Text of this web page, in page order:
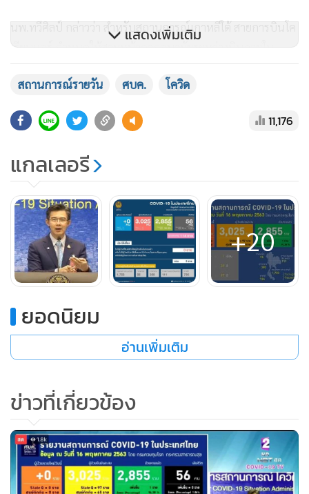
นพ.ทวีศิลป์ กล่าวว่า สำหรับสถานการณ์เกาหลีใต้ สายการบินโค
เรียนแอร์ กำหนดให้สวมหน้ากากอนามัยระหว่างบินภายใน
ประเทศ เริ่มในสัปดาห์หน้า และกำลังพิจารณาออกระเบียบให้
สวมหน้ากากขณะบินระหว่างประเทศด้วย ส่วนการระบาดที่
อิแทวอนยังไม่หยุด ตอนนี้เพิ่มเป็น 161 ราย ผู้ติดเชื้อรวม
11,037 ราย ต้องสอบสวนโรคไม่ระบุตัวตน 46,000 ราย พบติด
โซล ที่ผู้ติดเชื้อจากเคสอิแทวอนไปเที่ยวมา
นพ.ทวีศิลป์ กล่าวว่า การนำคนไทยกลับประเทศ วันที่ 16 พ.ค.
กลับมาจากสหรัฐอเมริกา ผ่านเกาหลีใต้ 2 เที่ยวบิน โดยเที่ยวบิน
แรกมา 204 คน และอีกเที่ยวบิน 187 คน วันที่ 17 พ.ค. มาจา
กมัลดีฟส์ 150 คน แคนาดาผ่านญี่ปุ่น 80 คน คน และอินเดีย 80
คน วันที่ 18 พ.ค. จากสหราชอาณาจักร สิงคโปร์ วันที่19 พ.ค.
จากสหรัฐอเมริกา จีน ญี่ปุ่น ฝรั่งเศส เนเธอร์แลนด์ วันที่ 20 พ.ค.
จากรัสเซีย อาร์เจนตินา อินเดีย วันที่ 21 พ.ค. จีน ออสเตรเลีย
เวียดนาม วันที่ 22 พ.ค. จากสหรัฐอเมริกา เกาหลีใต้ กาตาร์ และ
การกักตัวในสถานที่กักกันของรัฐสะสม 19,428 คน อยู่ระหว่าง
กักตัว 9,527 กลับบ้าน 9,901 คน
แสดงเพิ่มเติม
สถานการณ์รายวัน ศบค. โควิด
11,176
แกลเลอรี
+20
ยอดนิยม
อ่านเพิ่มเติม
ข่าวที่เกี่ยวข้อง